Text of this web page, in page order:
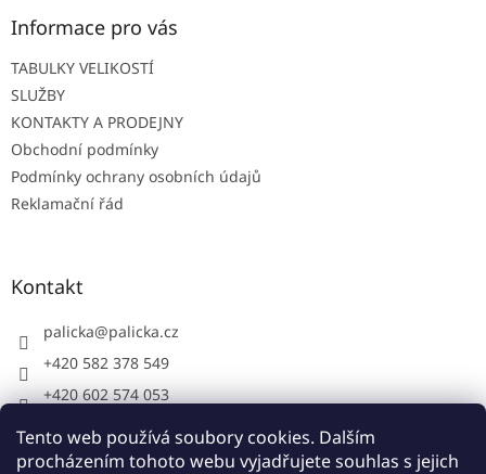
Tento web používá soubory cookies. Dalším
procházením tohoto webu vyjadřujete souhlas s jejich
Informace pro vás
TABULKY VELIKOSTÍ
SLUŽBY
KONTAKTY A PRODEJNY
Obchodní podmínky
Podmínky ochrany osobních údajů
Reklamační řád
Kontakt
palicka@palicka.cz
+420 582 378 549
+420 602 574 053
Palička s.r.o. - pracovní oděvy